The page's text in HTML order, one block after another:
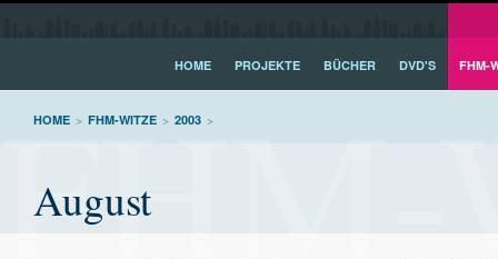
FHM-
HOME PROJEKTE BÜCHER DVD'S FHM-
HOME > FHM-WITZE > 2003 >
August